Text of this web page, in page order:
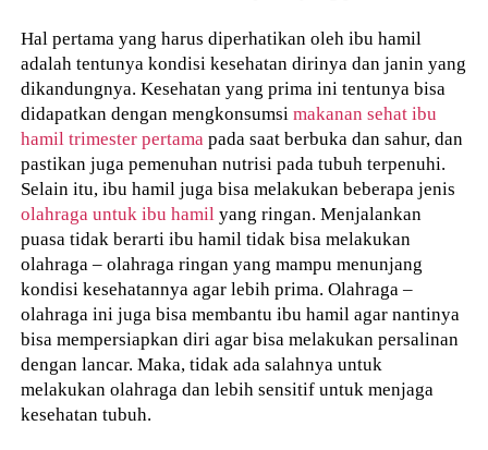
Hal pertama yang harus diperhatikan oleh ibu hamil
adalah tentunya kondisi kesehatan dirinya dan janin yang
dikandungnya. Kesehatan yang prima ini tentunya bisa
didapatkan dengan mengkonsumsimakanan sehat ibu
hamil trimester pertama pada saat berbuka dan sahur, dan
pastikan juga pemenuhan nutrisi pada tubuh terpenuhi.
Selain itu, ibu hamil juga bisa melakukan beberapa jenis
olahraga untuk ibu hamil yang ringan. Menjalankan
puasa tidak berarti ibu hamil tidak bisa melakukan
olahraga – olahraga ringan yang mampu menunjang
kondisi kesehatannya agar lebih prima. Olahraga –
olahraga ini juga bisa membantu ibu hamil agar nantinya
bisa mempersiapkan diri agar bisa melakukan persalinan
dengan lancar. Maka, tidak ada salahnya untuk
melakukan olahraga dan lebih sensitif untuk menjaga
kesehatan tubuh.